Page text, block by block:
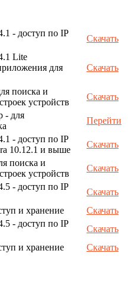
- доступ по IP
Скачать
Lite
для
Скачать
поиска и
устройств
Скачать
- для
Перейти
- доступ по IP
10.12.1 и выше
Скачать
поиска и
устройств
Скачать
- доступ по IP
Скачать
и хранение
Скачать
- доступ по IP
Скачать
и хранение
Скачать